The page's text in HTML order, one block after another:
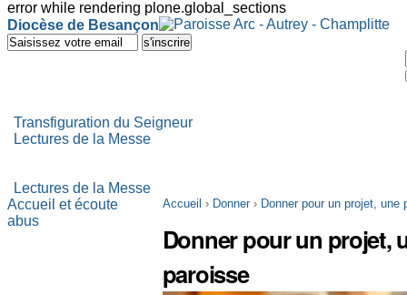
error while rendering plone.global_sections
Outils
personnels
Diocèse de Besançon
Aller
au
à
la
Transfiguration du Seigneur
Lectures de la Messe
Lectures de la Messe
Accueil › Donner › Donner pour un projet, une
Donner pour un projet,
paroisse
Accueil et écoute
abus